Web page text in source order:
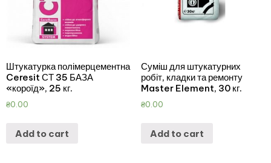
Штукатурка полімерцементна
Ceresit СТ 35 БАЗА
«короїд», 25 кг.
₴0.00
Add to cart
Суміш для штукатурних
робіт, кладки та ремонту
Master Element, 30 кг.
₴0.00
Add to cart